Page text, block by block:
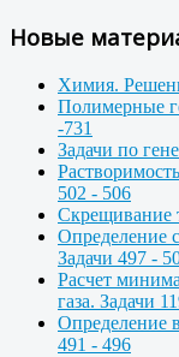
Новые
Химия.
Полимерные
-731
Задачи по
502 - 506
Скрещивание
Определение
Задачи 497 -
Расчет
газа. Задачи
Определение
491 - 496